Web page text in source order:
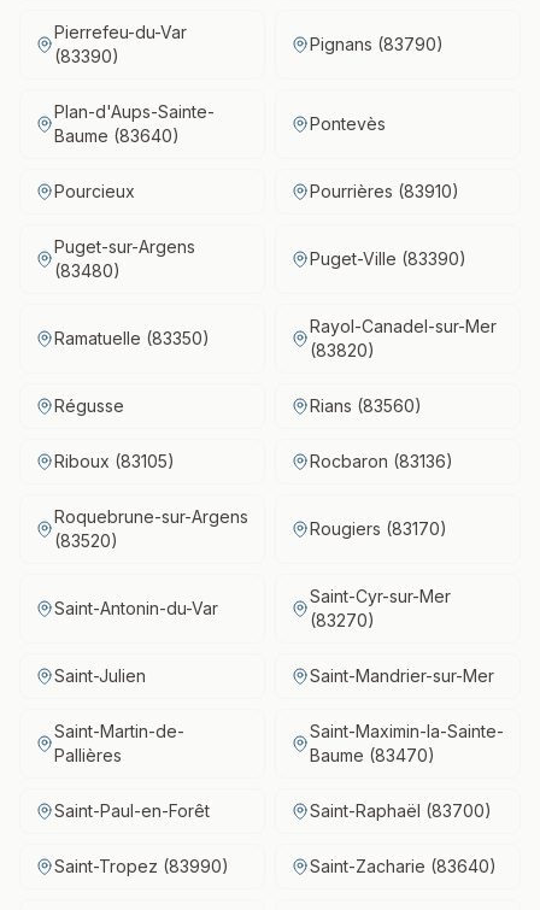
Pierrefeu-du-Var
(83390)
Pignans (83790)
Plan-d'Aups-Sainte-
Baume (83640)
Pontevès
Pourcieux Pourrières (83910)
Puget-sur-Argens
(83480)
Puget-Ville (83390)
Ramatuelle (83350)
Rayol-Canadel-sur-Mer
(83820)
Régusse Rians (83560)
Riboux (83105) Rocbaron (83136)
Roquebrune-sur-Argens
(83520)
Rougiers (83170)
Saint-Antonin-du-Var
Saint-Cyr-sur-Mer
(83270)
Saint-Julien Saint-Mandrier-sur-Mer
Saint-Martin-de-
Pallières
Saint-Maximin-la-Sainte-
Baume (83470)
Saint-Paul-en-Forêt Saint-Raphaël (83700)
Saint-Tropez (83990) Saint-Zacharie (83640)